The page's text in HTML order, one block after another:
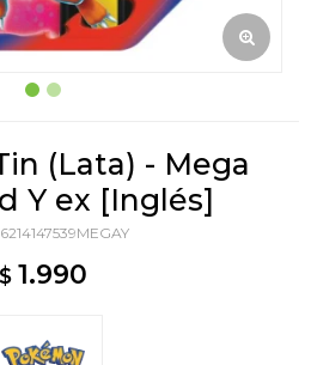
(Lata) - Mega
Y ex [Inglés]
$ 1.990